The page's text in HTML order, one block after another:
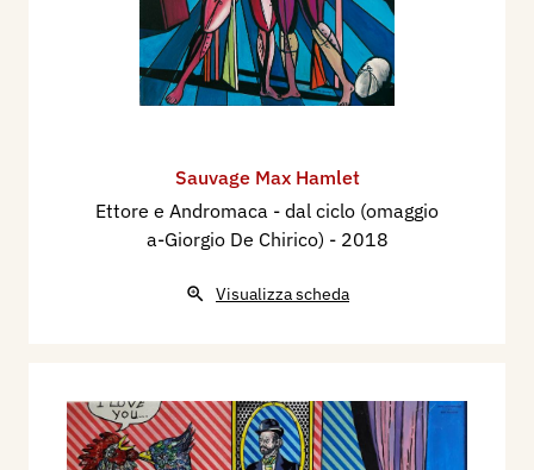
Sauvage Max Hamlet
Ettore e Andromaca - dal ciclo (omaggio
a-Giorgio De Chirico) - 2018
Visualizza scheda